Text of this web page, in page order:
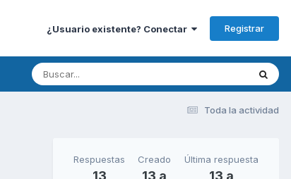
¿Usuario existente? Conectar Registrar
Toda la actividad
Respuestas
13
Creado
13 a
Última respuesta
13 a